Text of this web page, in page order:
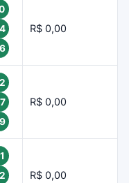
R$ 0,00
R$ 0,00
R$ 0,00